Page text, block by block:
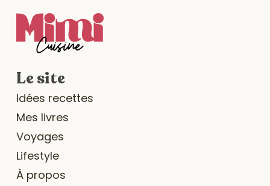
Le site
Idées recettes
Mes livres
Voyages
Lifestyle
À propos